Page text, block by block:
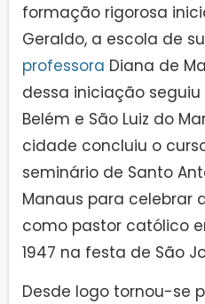
formação rigorosa
Geraldo, a escola de
professora Diana de
dessa iniciação
Belém e São Luiz do
cidade concluiu o
seminário de Santo
Manaus para celebrar
como pastor católico
1947 na festa de São
Desde logo tornou-se